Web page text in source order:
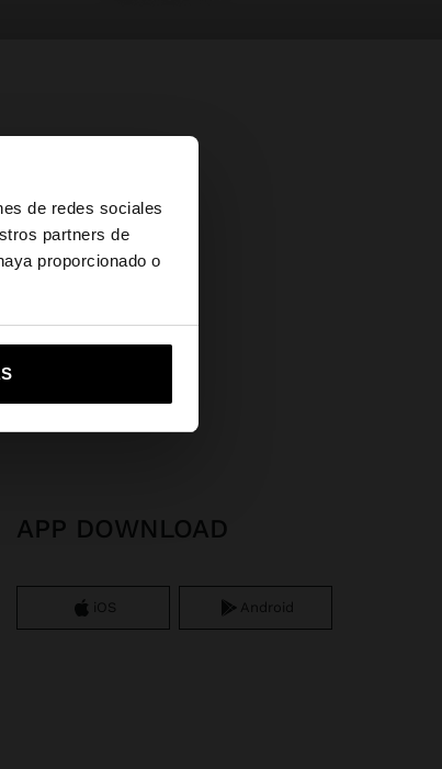
de redes sociales
partners de
proporcionado o
×
States
APP DOWNLOAD
iOS Android